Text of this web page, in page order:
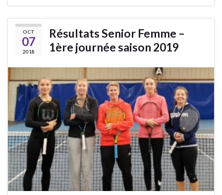
OCT
07
2018
Résultats Senior Femme –
1ère journée saison 2019